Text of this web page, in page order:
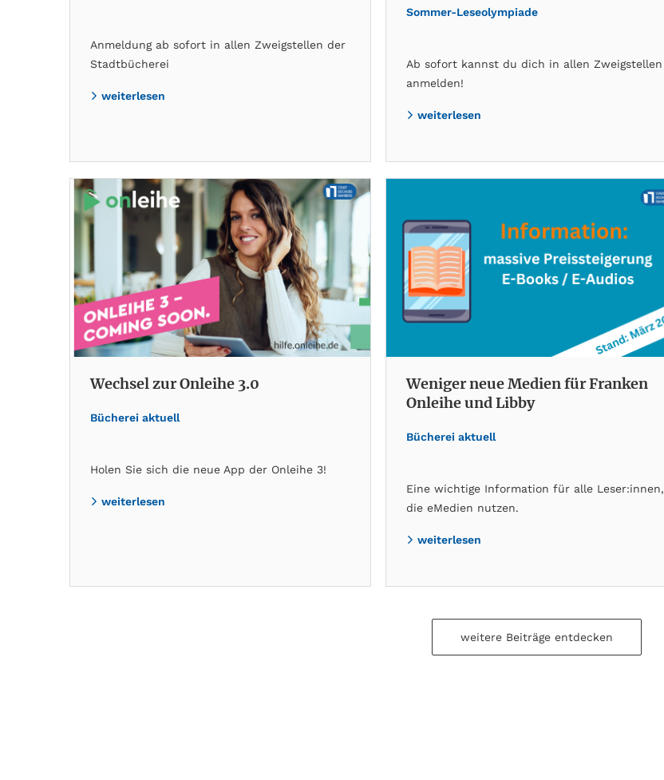
Anmeldung ab sofort in allen Zweigstellen der
Stadtbücherei
weiterlesen
Sommer-Leseolympiade
Ab sofort kannst du dich in allen Zweigstellen
anmelden!
weiterlesen
Wechsel zur Onleihe 3.0
Bücherei aktuell
Holen Sie sich die neue App der Onleihe 3!
weiterlesen
Weniger neue Medien für Franken
Onleihe und Libby
Bücherei aktuell
Eine wichtige Information für alle Leser:innen,
die eMedien nutzen.
weiterlesen
weitere Beiträge entdecken